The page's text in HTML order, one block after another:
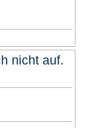
nicht auf.